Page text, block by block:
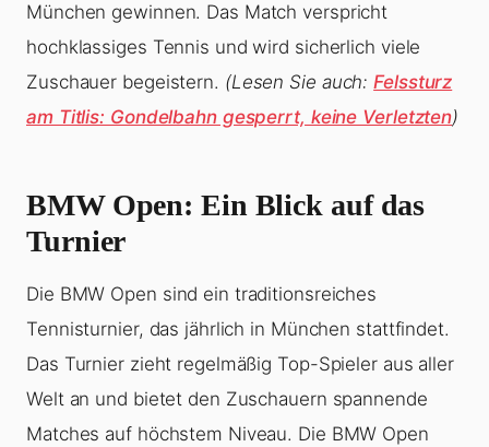
München gewinnen. Das Match verspricht
hochklassiges Tennis und wird sicherlich viele
Zuschauer begeistern. (Lesen Sie auch:Felssturz
am Titlis: Gondelbahn gesperrt, keine Verletzten)
BMW Open: Ein Blick auf das
Turnier
Die BMW Open sind ein traditionsreiches
Tennisturnier, das jährlich in München stattfindet.
Das Turnier zieht regelmäßig Top-Spieler aus aller
Welt an und bietet den Zuschauern spannende
Matches auf höchstem Niveau. Die BMW Open